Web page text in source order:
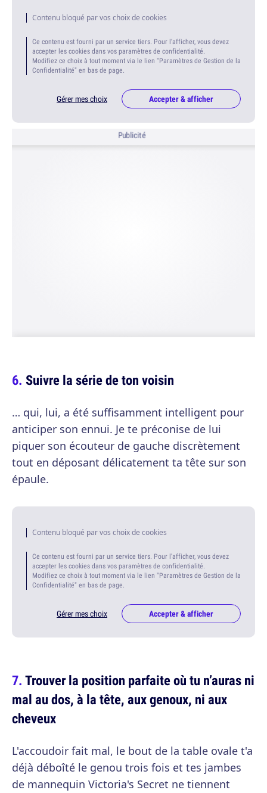
Contenu bloqué par vos choix de cookies
Ce contenu est fourni par un service tiers. Pour l'afficher, vous devez
accepter les cookies dans vos paramètres de confidentialité.
Modifiez ce choix à tout moment via le lien "Paramètres de Gestion de la
Confidentialité" en bas de page.
Gérer mes choix Accepter & afficher
Publicité
Suivre la série de ton voisin
… qui, lui, a été suffisamment intelligent pour
anticiper son ennui. Je te préconise de lui
piquer son écouteur de gauche discrètement
tout en déposant délicatement ta tête sur son
épaule.
Contenu bloqué par vos choix de cookies
Ce contenu est fourni par un service tiers. Pour l'afficher, vous devez
accepter les cookies dans vos paramètres de confidentialité.
Modifiez ce choix à tout moment via le lien "Paramètres de Gestion de la
Confidentialité" en bas de page.
Gérer mes choix Accepter & afficher
Trouver la position parfaite où tu n’auras ni
mal au dos, à la tête, aux genoux, ni aux
cheveux
L'accoudoir fait mal, le bout de la table ovale t'a
déjà déboîté le genou trois fois et tes jambes
de mannequin Victoria's Secret ne tiennent